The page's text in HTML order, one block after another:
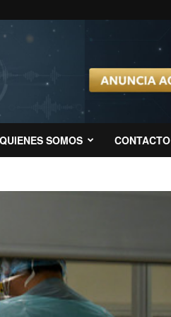
QUIENES SOMOS CONTACTO